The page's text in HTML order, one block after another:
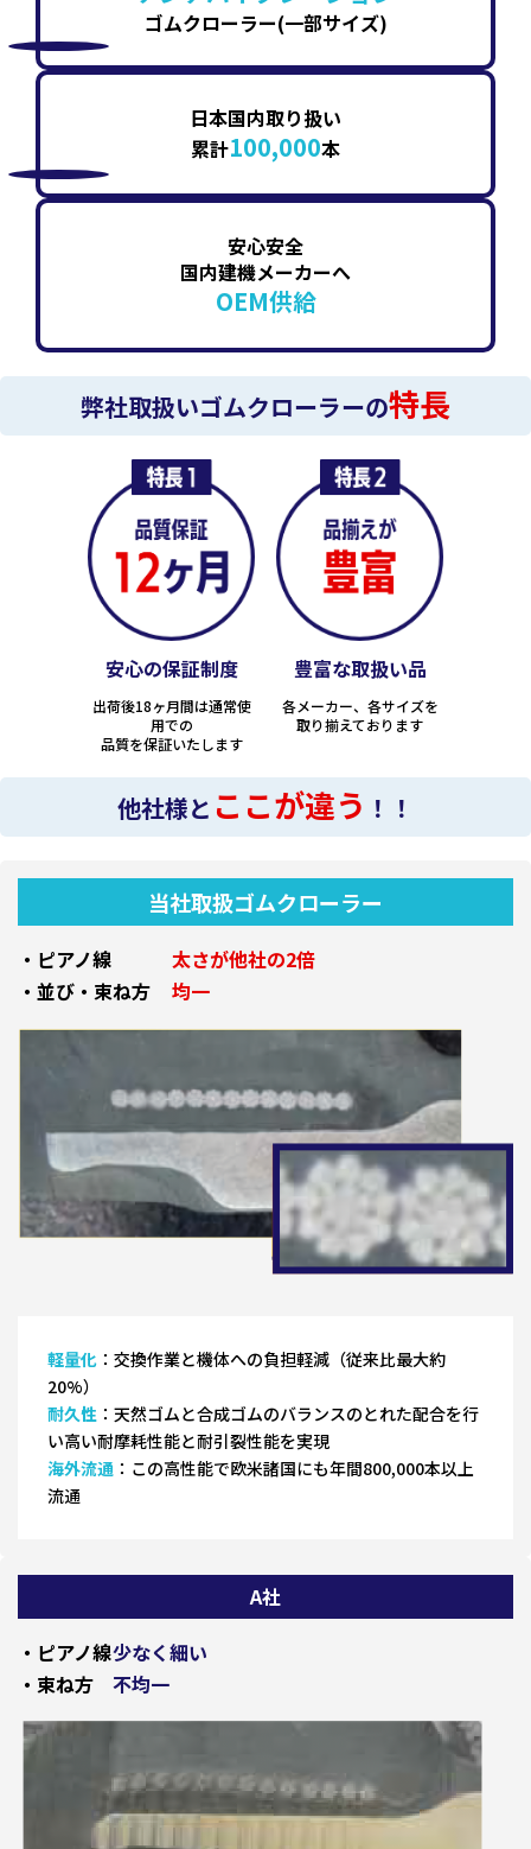
ゴムクローラー(一部サイズ)
日本国内取り扱い
累計100,000本
安心安全
国内建機メーカーへ
OEM供給
弊社取扱いゴムクローラーの特長
安心の保証制度
出荷後18ヶ月間は通常使
用での
品質を保証いたします
豊富な取扱い品
各メーカー、各サイズを
取り揃えております
他社様と ここが違う ！！
当社取扱ゴムクローラー
・ピアノ線
太さが他社の2倍
・並び・束ね方
均一
軽量化 ：交換作業と機体への負担軽減（従来比最大約
20%）
耐久性 ：天然ゴムと合成ゴムのバランスのとれた配合を行
い高い耐摩耗性能と耐引裂性能を実現
海外流通 ：この高性能で欧米諸国にも年間800,000本以上
流通
A社
・ピアノ線少なく細い
・束ね方
不均一